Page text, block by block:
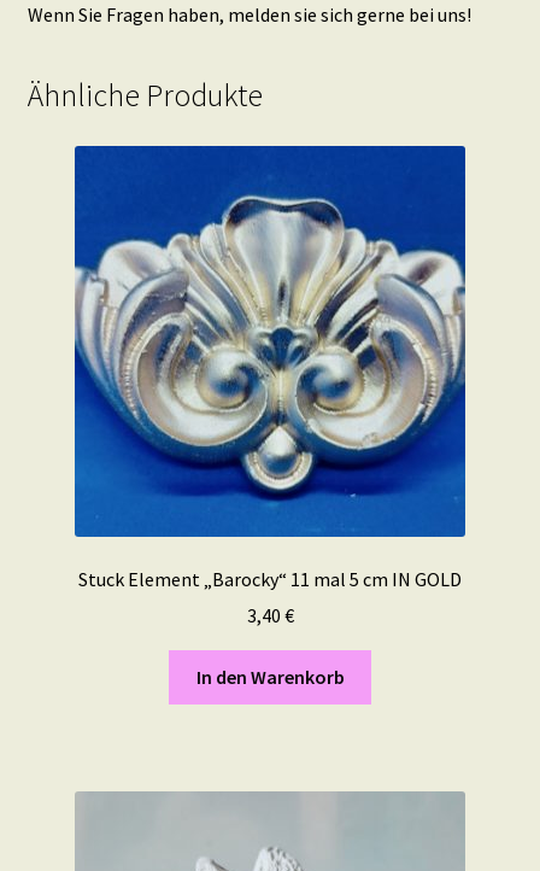
Wenn Sie Fragen haben, melden sie sich gerne bei uns!
Ähnliche Produkte
Stuck Element „Barocky“ 11 mal 5 cm IN GOLD
3,40 €
In den Warenkorb